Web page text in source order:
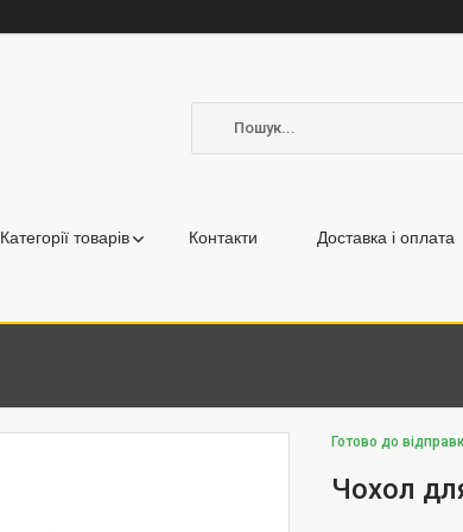
Категорії товарів Контакти Доставка і оплата
Готово до
Чохол